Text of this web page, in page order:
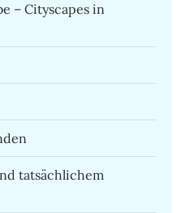
– Cityscapes in
tatsächlichem